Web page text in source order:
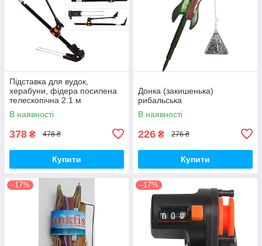
Підставка для вудок,
херабуни, фідера посилена
телескопічна 2.1 м
В наявності
378 ₴ 478 ₴
Купити
Донка (закишенька)
рибальська
В наявності
226 ₴ 276 ₴
Купити
–17% –17%